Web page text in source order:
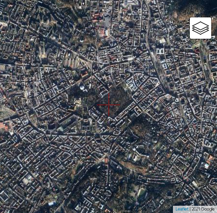
Leaflet | 2021 Google